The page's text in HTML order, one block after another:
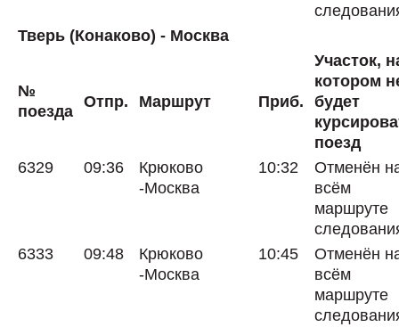
Тверь (Конаково) - Москва
№
поезда
Отпр. Маршрут Приб.
Участок,
котором
будет
поезд
6329
09:36
Крюково
-Москва
10:32
Отменён
всём
маршруте
6333
09:48
Крюково
-Москва
10:45
Отменён
всём
маршруте